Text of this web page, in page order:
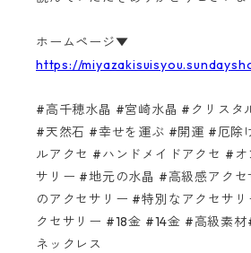
ホームページ▼
https://
#高千穂水晶 #宮崎水晶 #クリスタ
#天然石 #幸せを運ぶ #開運 #厄除
ルアクセ #ハンドメイドアクセ #オ
サリー #地元の水晶 #高級感アク
のアクセサリー #特別なアクセサ
クセサリー #18金 #14金 #高級素
ネックレス